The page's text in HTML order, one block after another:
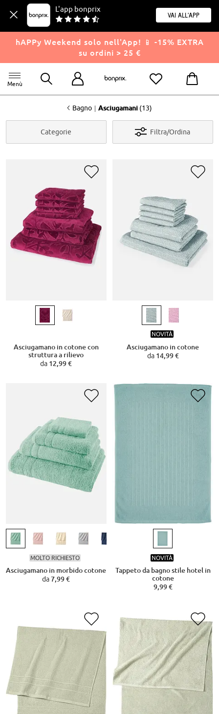
L'app bonprix
Vai all'app
hAPPy Weekend solo nell'App! 📱 -15% EXTRA
su ordini > 25 €
Menù
<Bagno | Asciugamani (13)
Categorie Filtra/Ordina
Asciugamano in cotone con
struttura a rilievo
da 12,99 €
NOVITÀ
Asciugamano in cotone
da 14,99 €
MOLTO RICHIESTO
Asciugamano in morbido cotone
da7,99 €
NOVITÀ
Tappeto da bagno stile hotel in
cotone
9,99 €